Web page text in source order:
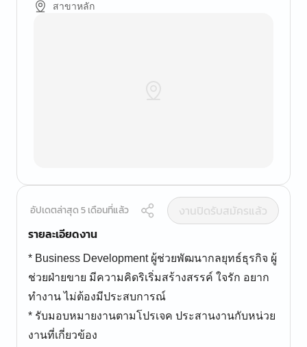
สาขาหลัก
อัปเดตล่าสุด 5 เดือนที่แล้ว
งานปิดรับสมัครแล้ว
รายละเอียดงาน
* Business Development ผู้ช่วยพัฒนากลยุทธ์ธุรกิจ ผู้
ช่วยฝ่ายขาย มีความคิดริเริ่มสร้างสรรค์ ใจรัก อยาก
ทำงาน ไม่ต้องมีประสบการณ์
* รับมอบหมายงานตามโปรเจค ประสานงานกับหน่วย
งานที่เกี่ยวข้อง